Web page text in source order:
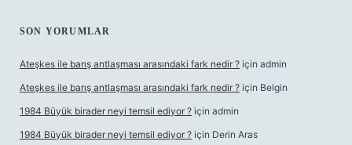
SON YORUMLAR
Ateşkes ile barış antlaşması arasındaki fark nedir ? için admin
Ateşkes ile barış antlaşması arasındaki fark nedir ? için Belgin
1984 Büyük birader neyi temsil ediyor ? için admin
1984 Büyük birader neyi temsil ediyor ? için Derin Aras